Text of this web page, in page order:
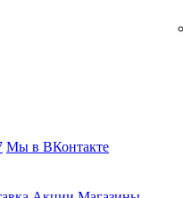
Мы в ВКонтакте